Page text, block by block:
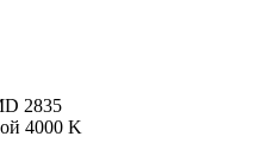
2835
4000 K